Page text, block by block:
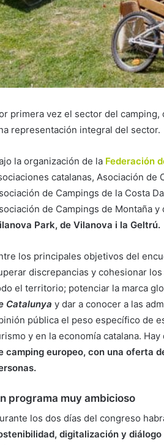
primera vez el sector del
representación integral del sector.
la organización de la Federación
catalanas, Asociación de
de Campings de la Costa
de Campings de Montaña y
Park, de Vilanova i la Geltrú.
los principales objetivos del
discrepancias y cohesionar
el territorio; potenciar la marca
Catalunya y dar a conocer a las
pública el peso específico de
y en la economía catalana.
camping europeo, con una oferta
programa muy ambicioso
los dos días del congreso
digitalización y diálogo